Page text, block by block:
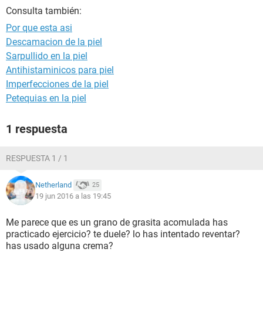
Consulta también:
Por que esta asi
Descamacion de la piel
Sarpullido en la piel
Antihistaminicos para piel
Imperfecciones de la piel
Petequias en la piel
1 respuesta
RESPUESTA 1 / 1
Netherland 25
19 jun 2016 a las 19:45
Me parece que es un grano de grasita acomulada has
practicado ejercicio? te duele? lo has intentado reventar?
has usado alguna crema?